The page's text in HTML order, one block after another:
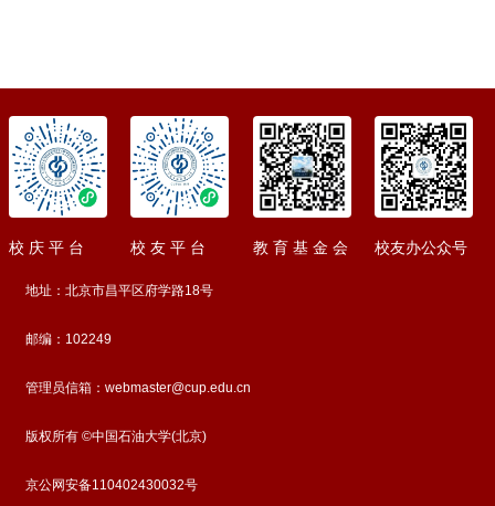
校 庆 平 台 校 友 平 台 教 育 基 金 会 校友办公众号
地址：北京市昌平区府学路18号
邮编：102249
管理员信箱：webmaster@cup.edu.cn
版权所有 ©中国石油大学(北京)
京公网安备110402430032号